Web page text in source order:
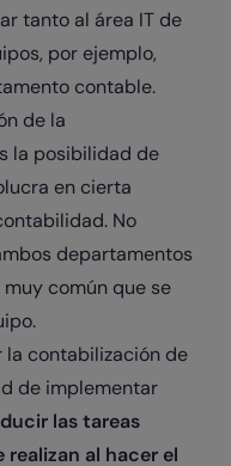
tanto al área IT de
por ejemplo,
contable.
de la
la posibilidad de
en cierta
No
departamentos
común que se
la contabilización de
de implementar
las tareas
al hacer el